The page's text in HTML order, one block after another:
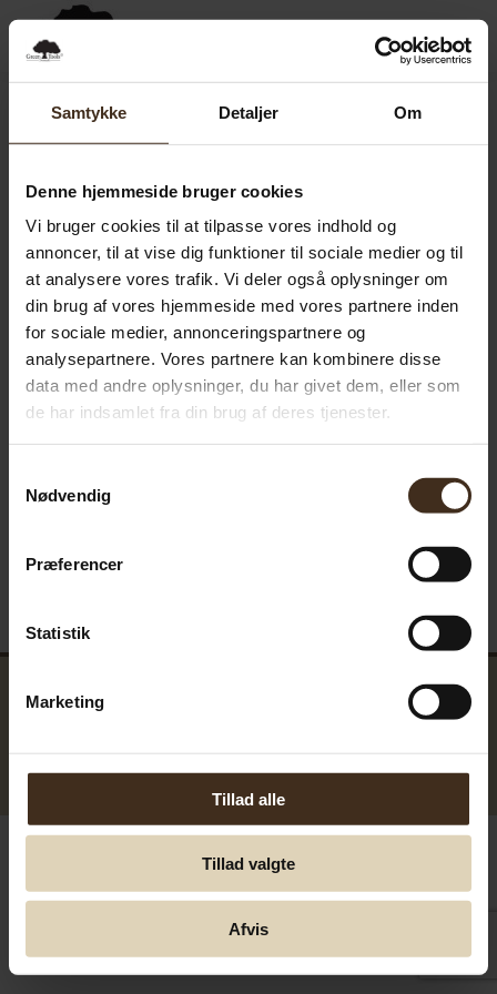
Samtykke Detaljer Om
Denne hjemmeside bruger cookies
Vi bruger cookies til at tilpasse vores indhold og
annoncer, til at vise dig funktioner til sociale medier og til
at analysere vores trafik. Vi deler også oplysninger om
din brug af vores hjemmeside med vores partnere inden
for sociale medier, annonceringspartnere og
analysepartnere. Vores partnere kan kombinere disse
data med andre oplysninger, du har givet dem, eller som
de har indsamlet fra din brug af deres tjenester.
Nødvendig
Præferencer
Statistik
Marketing
Tillad alle
Tillad valgte
Afvis
0,00SEK 0
© Greentools.dk 2017. Alla rättigheter förbehållna.